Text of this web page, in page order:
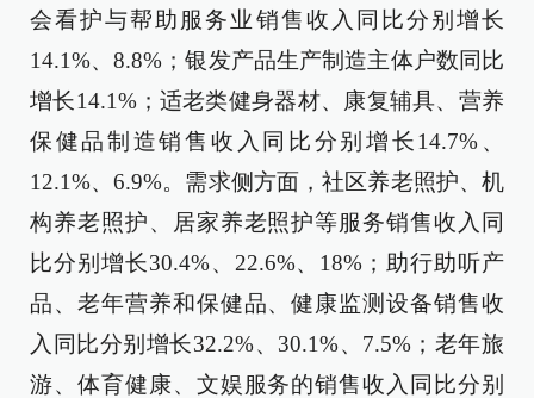
会看护与帮助服务业销售收入同比分别增长
14.1%、8.8%；银发产品生产制造主体户数同比
增长14.1%；适老类健身器材、康复辅具、营养
保健品制造销售收入同比分别增长14.7%、
12.1%、6.9%。需求侧方面，社区养老照护、机
构养老照护、居家养老照护等服务销售收入同
比分别增长30.4%、22.6%、18%；助行助听产
品、老年营养和保健品、健康监测设备销售收
入同比分别增长32.2%、30.1%、7.5%；老年旅
游、体育健康、文娱服务的销售收入同比分别